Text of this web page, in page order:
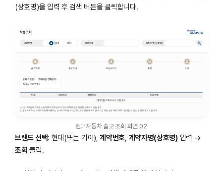
(상호명)을 입력 후 검색 버튼을 클릭합니다.
현대자동차 출고 조회 화면 02
브랜드 선택: 현대(또는 기아),계약번호, 계약자명(상호명)입력 →
조회 클릭.